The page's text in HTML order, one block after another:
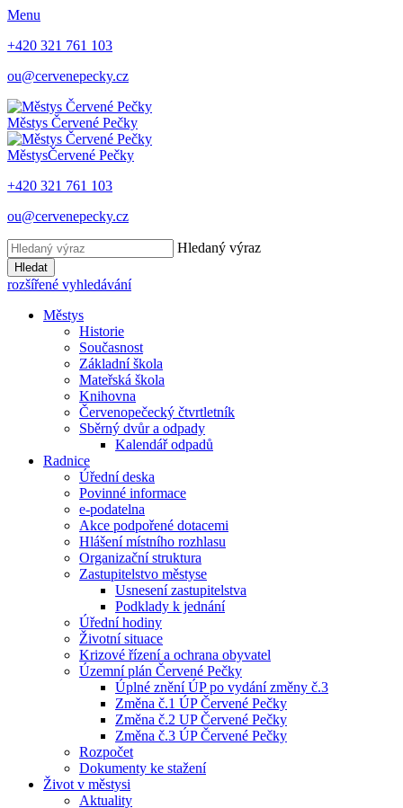
Menu
+420 321 761 103
ou@cervenepecky.cz
Městys Červené Pečky
MěstysČervené Pečky
+420 321 761 103
ou@cervenepecky.cz
Hledaný výraz
Hledat
rozšířené vyhledávání
Městys
Historie
Současnost
Základní škola
Mateřská škola
Knihovna
Červenopečecký čtvrtletník
Sběrný dvůr a odpady
Kalendář odpadů
Radnice
Úřední deska
Povinné informace
e-podatelna
Akce podpořené dotacemi
Hlášení místního rozhlasu
Organizační struktura
Zastupitelstvo městyse
Usnesení zastupitelstva
Podklady k jednání
Úřední hodiny
Životní situace
Krizové řízení a ochrana obyvatel
Územní plán Červené Pečky
Úplné znění ÚP po vydání změny č.3
Změna č.1 ÚP Červené Pečky
Změna č.2 UP Červené Pečky
Změna č.3 ÚP Červené Pečky
Rozpočet
Dokumenty ke stažení
Život v městysi
Aktuality